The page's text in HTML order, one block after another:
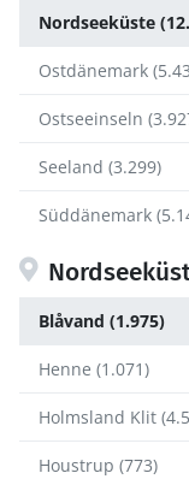
Nordseeküste
Ostdänemark
Ostseeinseln
Seeland (3.299)
Süddänemark
Blåvand (1.975)
Henne (1.071)
Holmsland Klit
Houstrup (773)